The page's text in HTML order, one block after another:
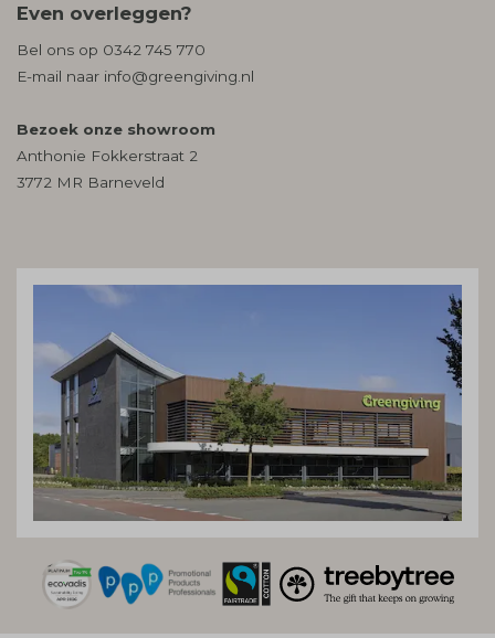
Even overleggen?
Bel ons op 0342 745 770
E-mail naar info@greengiving.nl
Bezoek onze showroom
Anthonie Fokkerstraat 2
3772 MR Barneveld